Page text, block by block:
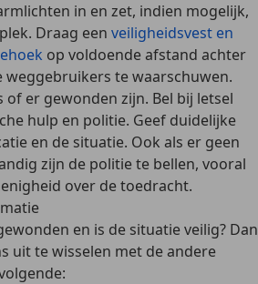
in en zet, indien mogelijk,
Draag een veiligheidsvest en
op voldoende afstand achter
te waarschuwen.
of er gewonden zijn. Bel bij letsel
hulp en politie. Geef duidelijke
en de situatie. Ook als er geen
zijn de politie te bellen, vooral
over de toedracht.
en is de situatie veilig? Dan
uit te wisselen met de andere